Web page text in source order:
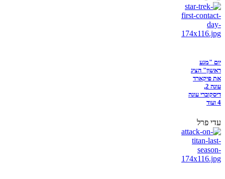
יום "מגע
ראשון" הציג
את פיקארד
עונה 2,
דיסקוברי עונה
4 ועוד
עדי פרל